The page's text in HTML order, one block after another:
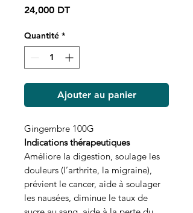
24,000 DTPrix
Quantité *
Ajouter au panier
Gingembre 100G
Indications thérapeutiques
Améliore la digestion, soulage les
douleurs (l’arthrite, la migraine),
prévient le cancer, aide à soulager
les nausées, diminue le taux de